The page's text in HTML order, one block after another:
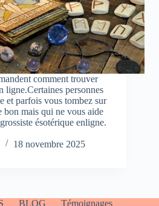
comment trouver
ligne.Certaines personnes
et parfois vous tombez sur
bon mais qui ne vous aide
ésotérique enligne.
18 novembre 2025
BLOG Témoignages